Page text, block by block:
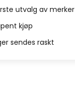
utvalg av merker
kjøp
sendes raskt